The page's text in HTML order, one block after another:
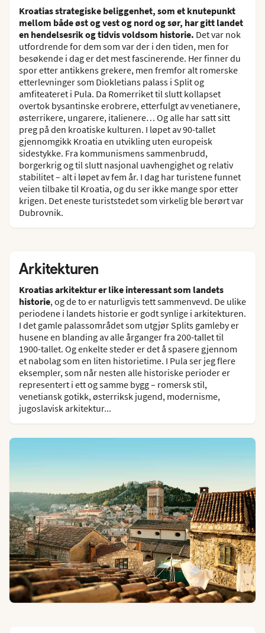
Kroatias strategiske beliggenhet, som et knutepunkt
mellom både øst og vest og nord og sør, har gitt landet
en hendelsesrik og tidvis voldsom historie. Det var nok
utfordrende for dem som var der i den tiden, men for
besøkende i dag er det mest fascinerende. Her finner du
spor etter antikkens grekere, men fremfor alt romerske
etterlevninger som Diokletians palass i Split og
amfiteateret i Pula. Da Romerriket til slutt kollapset
overtok bysantinske erobrere, etterfulgt av venetianere,
østerrikere, ungarere, italienere… Og alle har satt sitt
preg på den kroatiske kulturen. I løpet av 90-tallet
gjennomgikk Kroatia en utvikling uten europeisk
sidestykke. Fra kommunismens sammenbrudd,
borgerkrig og til slutt nasjonal uavhengighet og relativ
stabilitet – alt i løpet av fem år. I dag har turistene funnet
veien tilbake til Kroatia, og du ser ikke mange spor etter
krigen. Det eneste turiststedet som virkelig ble berørt var
Dubrovnik.
Arkitekturen
Kroatias arkitektur er like interessant som landets
historie, og de to er naturligvis tett sammenvevd. De ulike
periodene i landets historie er godt synlige i arkitekturen.
I det gamle palassområdet som utgjør Splits gamleby er
husene en blanding av alle årganger fra 200-tallet til
1900-tallet. Og enkelte steder er det å spasere gjennom
et nabolag som en liten historietime. I Pula ser jeg flere
eksempler, som når nesten alle historiske perioder er
representert i ett og samme bygg – romersk stil,
venetiansk gotikk, østerriksk jugend, modernisme,
jugoslavisk arkitektur...